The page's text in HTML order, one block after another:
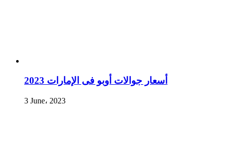
أسعار جوالات أوبو فى الإمارات 2023
3 June، 2023